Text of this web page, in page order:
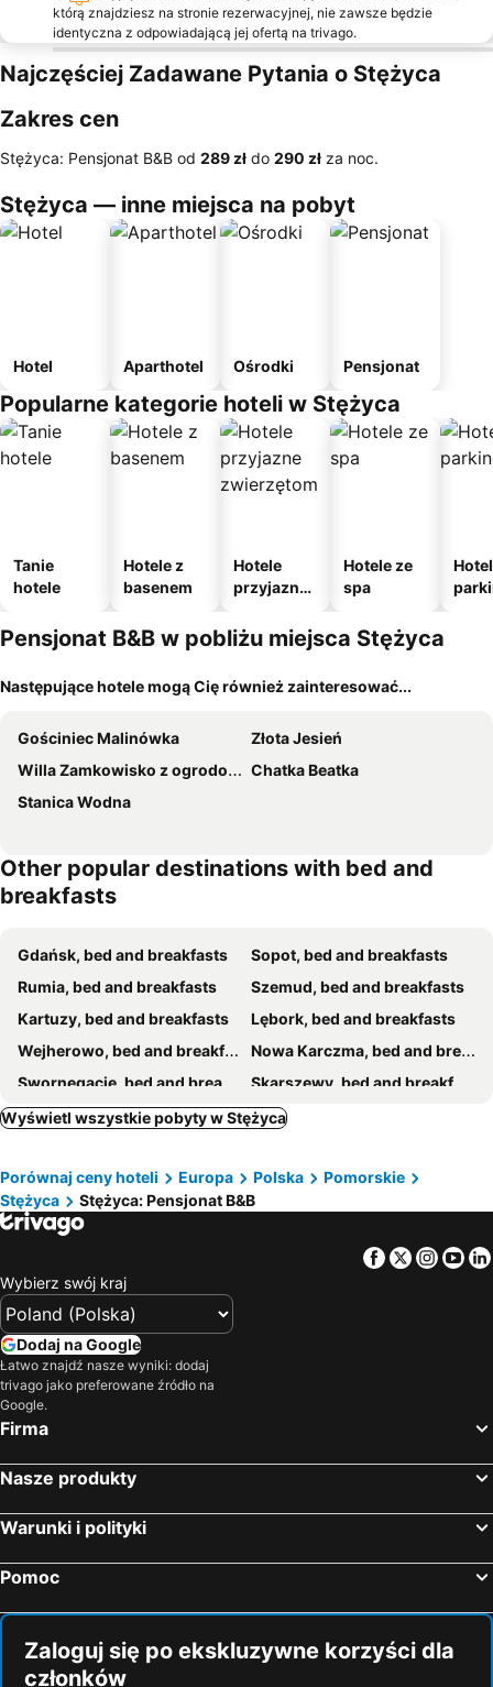
którą znajdziesz na stronie rezerwacyjnej, nie zawsze będzie
identyczna z odpowiadającą jej ofertą na trivago.
Najczęściej Zadawane Pytania o Stężyca
Zakres cen
Stężyca: Pensjonat B&B od ‎289 zł do ‎290 zł za noc.
Stężyca — inne miejsca na pobyt
Hotel Aparthotel Ośrodki Pensjonat
Popularne kategorie hoteli w Stężyca
Tanie
hotele
Hotele z
basenem
Hotele
przyjazne
m
Hotele ze
spa
Pensjonat B&B w pobliżu miejsca Stężyca
Następujące hotele mogą Cię również zainteresować...
Gościniec Malinówka
Złota Jesień
Willa Zamkowisko z ogrodowym jacuzzi
Chatka Beatka
Stanica Wodna
Other popular destinations with bed and
breakfasts
Gdańsk, bed and breakfasts
Sopot, bed and breakfasts
Rumia, bed and breakfasts
Szemud, bed and breakfasts
Kartuzy, bed and breakfasts
Lębork, bed and breakfasts
Wejherowo, bed and breakfasts
Nowa Karczma, bed and breakfasts
Swornegacie, bed and breakfasts
Skarszewy, bed and breakfasts
Somonino, bed and breakfasts
Chmielno, bed and breakfasts
Wyświetl wszystkie pobyty w Stężyca
Porównaj ceny hoteli Europa Polska
Pomorskie
Stężyca
Stężyca: Pensjonat B&B
Facebook
Twitter
Wybierz swój kraj
Dodaj na Google
Łatwo znajdź nasze wyniki: dodaj
trivago jako preferowane źródło na
Google.
Firma
Nasze produkty
Warunki i polityki
Pomoc
Zaloguj się po ekskluzywne korzyści dla
członków